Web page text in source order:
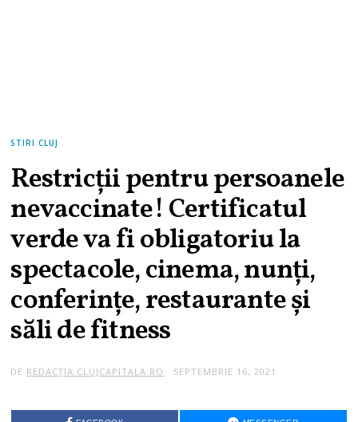
STIRI CLUJ
Restricții pentru persoanele
nevaccinate! Certificatul
verde va fi obligatoriu la
spectacole, cinema, nunți,
conferințe, restaurante și
săli de fitness
DE REDACȚIA CLUJCAPITALA.RO SEPTEMBRIE 16, 2021